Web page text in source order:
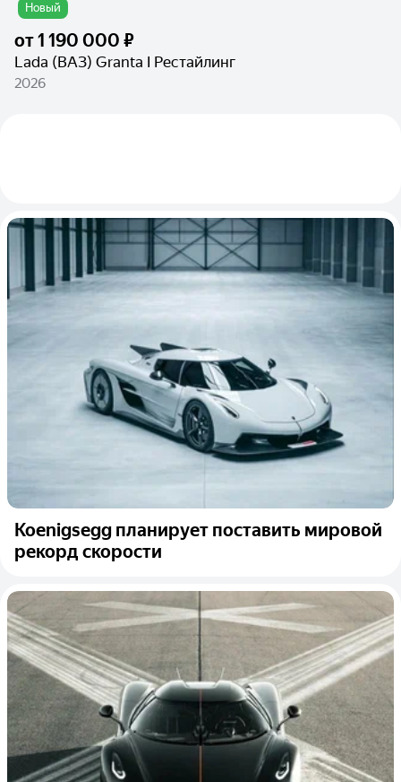
Новый
от1 190 000 ₽
Lada (ВАЗ) Granta I Рестайлинг
2026
Koenigsegg планирует поставить мировой
рекорд скорости